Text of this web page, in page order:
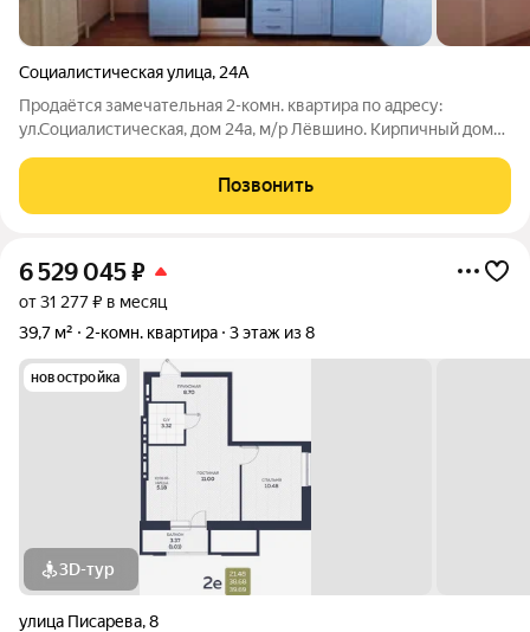
Социалистическая улица, 24А
Продаётся замечательная 2-комн. квартира по адресу:
ул.Социалистическая, дом 24а, м/р Лёвшино. Кирпичный дом
лоджий - 60,7 кв.м., с площадью двух лоджий - 69 кв.м.
Комнаты - 21,4 - 11,5 кв.м.
Позвонить
6 529 045₽
от 31 277 ₽ в месяц
39,7 м²
2-комн. квартира 3 этаж из 8
новостройка
3D-тур
улица Писарева,8